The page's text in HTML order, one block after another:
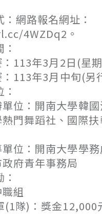
網路報名網址：
4WZDq2。
年3月2日(星
年3月中旬(另
：開南大學韓國
門舞蹈社、國際
：開南大學學務
府青年事務局
組
)：獎金12,000